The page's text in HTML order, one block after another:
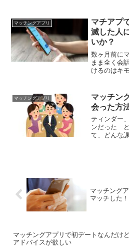
は聞いてか
をアピール
マッチングアプリ
マチアプ
滅した人
いか？
数ヶ月前に
まま全く会
けるのはキ
いっぺよ 明
だろ、そう
マッチングアプリ
マッチン
会った方
ティンダー
ンだった ど
て、どんな
マッチング
マッチした！
マッチングアプリで初デートなんだけ
アドバイスが欲しい